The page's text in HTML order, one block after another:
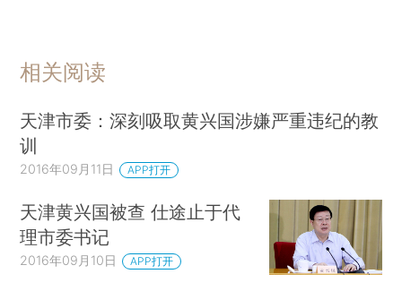
相关阅读
天津市委：深刻吸取黄兴国涉嫌严重违纪的教
训
2016年09月11日 APP打开
天津黄兴国被查 仕途止于代
理市委书记
2016年09月10日 APP打开